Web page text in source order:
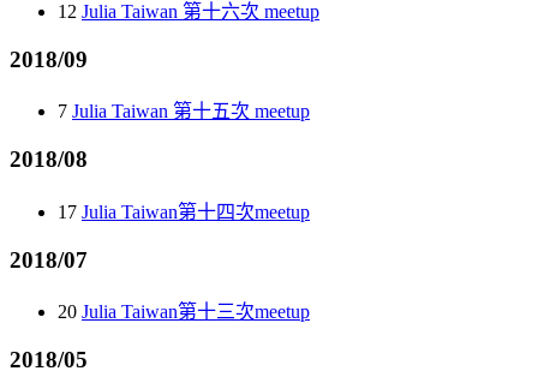
12 Julia Taiwan 第十六次 meetup
2018/09
7 Julia Taiwan 第十五次 meetup
2018/08
17 Julia Taiwan第十四次meetup
2018/07
20 Julia Taiwan第十三次meetup
2018/05